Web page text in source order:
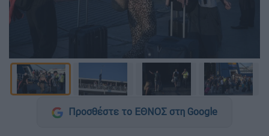
Προσθέστε το ΕΘΝΟΣ στη Google